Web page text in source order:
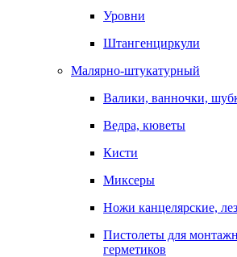
Уровни
Штангенциркули
Малярно-штукатурный
Валики, ванночки,
Ведра, кюветы
Кисти
Миксеры
Ножи канцелярские,
Пистолеты для
герметиков